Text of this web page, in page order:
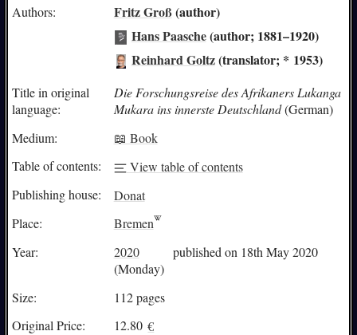
Authors: Fritz Groß(author)
Hans Paasche(author; 1881–1920)
Reinhard Goltz(translator; * 1953)
Title in original
language:
Die Forschungsreise des Afrikaners Lukanga
Mukara ins innerste Deutschland(German)
Medium:
📖 Book
Table of contents:
View table of contents
Publishing house:
Donat
Place:
Bremen
Year:
2020
published on 18th May 2020
(Monday)
Size:
112 pages
Original Price:
12.80 €